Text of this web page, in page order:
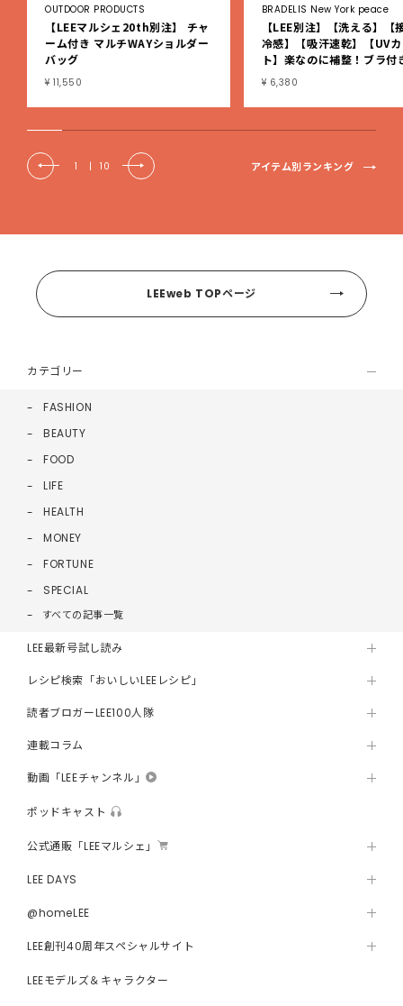
OUTDOOR PRODUCTS
【LEEマルシェ20th別注】 チャ
ーム付き マルチWAYショルダー
バッグ
¥ 11,550
BRADELIS New York peace
【LEE別注】【洗える】【
冷感】【吸汗速乾】【UV
ト】楽なのに補整！ブラ付
ブタンクトップ
¥ 6,380
1 | 10 アイテム別ランキング
LEEweb TOPページ
カテゴリー
FASHION
BEAUTY
FOOD
LIFE
HEALTH
MONEY
FORTUNE
SPECIAL
すべての記事一覧
LEE最新号試し読み
レシピ検索「おいしいLEEレシピ」
読者ブロガーLEE100人隊
連載コラム
動画「LEEチャンネル」
ポッドキャスト
公式通販「LEEマルシェ」
LEE DAYS
@homeLEE
LEE創刊40周年スペシャルサイト
LEEモデルズ＆キャラクター